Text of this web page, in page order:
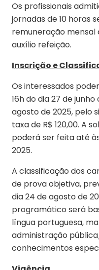
Os profissionais
jornadas de 10 horas
remuneração mensal
auxílio refeição.
Inscrição e
Os interessados
16h do dia 27 de
agosto de 2025, pelo
taxa de R$ 120,00. A
poderá ser feita até
2025.
A classificação dos
de prova objetiva,
dia 24 de agosto de
programático será
língua portuguesa,
administração
conhecimentos